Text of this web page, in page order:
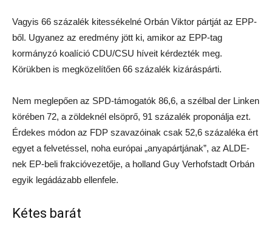
Vagyis 66 százalék kitessékelné Orbán Viktor pártját az EPP-
ből. Ugyanez az eredmény jött ki, amikor az EPP-tag
kormányzó koalíció CDU/CSU híveit kérdezték meg.
Körükben is megközelítően 66 százalék kizáráspárti.
Nem meglepően az SPD-támogatók 86,6, a szélbal der Linken
körében 72, a zöldeknél elsöprő, 91 százalék proponálja ezt.
Érdekes módon az FDP szavazóinak csak 52,6 százaléka ért
egyet a felvetéssel, noha európai „anyapártjának”, az ALDE-
nek EP-beli frakcióvezetője, a holland Guy Verhofstadt Orbán
egyik legádázabb ellenfele.
Kétes barát